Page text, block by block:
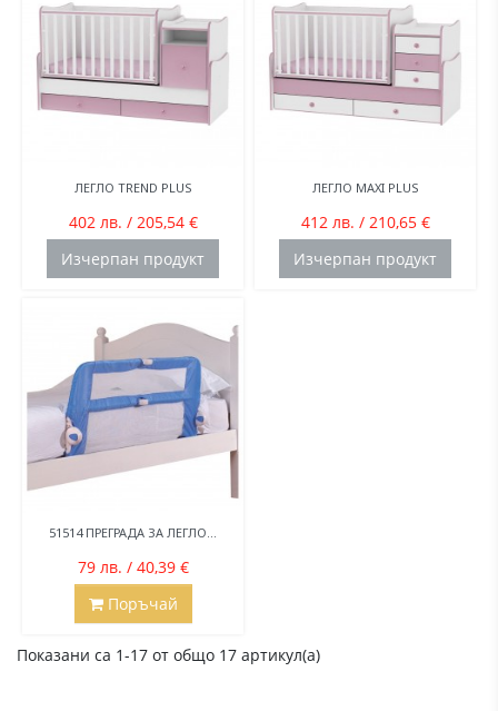
ЛЕГЛО TREND PLUS
402 лв. / 205,54 €
Изчерпан продукт
ЛЕГЛО MAXI PLUS
412 лв. / 210,65 €
Изчерпан продукт
51514 ПРЕГРАДА ЗА ЛЕГЛО...
79 лв. / 40,39 €
Поръчай
Показани са 1-17 от общо 17 артикул(а)